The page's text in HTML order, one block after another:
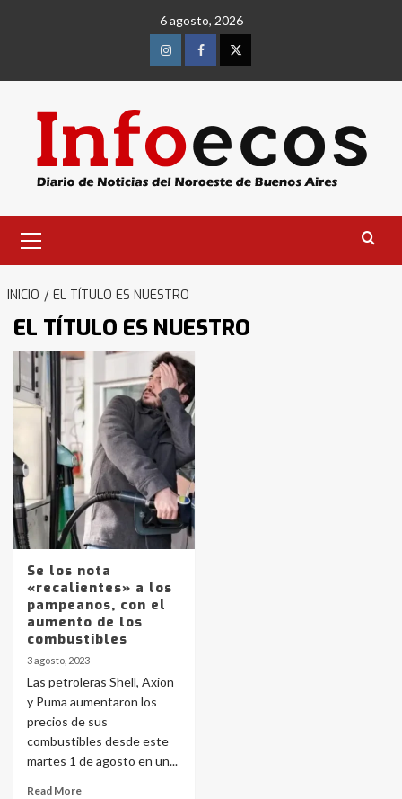
6 agosto, 2026
InstagramFacebookTwitter
primario
INICIO EL TÍTULO ES NUESTRO
EL TÍTULO ES NUESTRO
Se los nota
«recalientes» a los
pampeanos, con el
aumento de los
combustibles
3 agosto, 2023
Las petroleras Shell, Axion
y Puma aumentaron los
precios de sus
combustibles desde este
martes 1 de agosto en un...
Read More
3
Identidad de los adolescentes
pampeanos que fueron
protagonistas del fatal accidente
en la mañana del lunes
4
Accidente en Ruta 5: falleció un
joven de Trenque Lauquen
5
Los precios de los combustibles en
La Pampa, desde YPF hasta Axion
6
La Bolsa de Cereales de Bahía
Blanca anticipa que Agosto vendrá
con lluvias y heladas, en gran parte
de la provincia